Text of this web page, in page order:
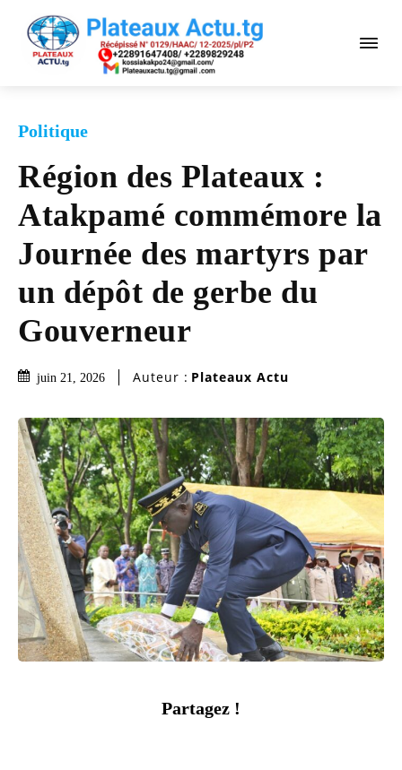
Politique
Région des Plateaux :
Atakpamé commémore la
Journée des martyrs par
un dépôt de gerbe du
Gouverneur
juin 21, 2026 Auteur : Plateaux Actu
Partagez !